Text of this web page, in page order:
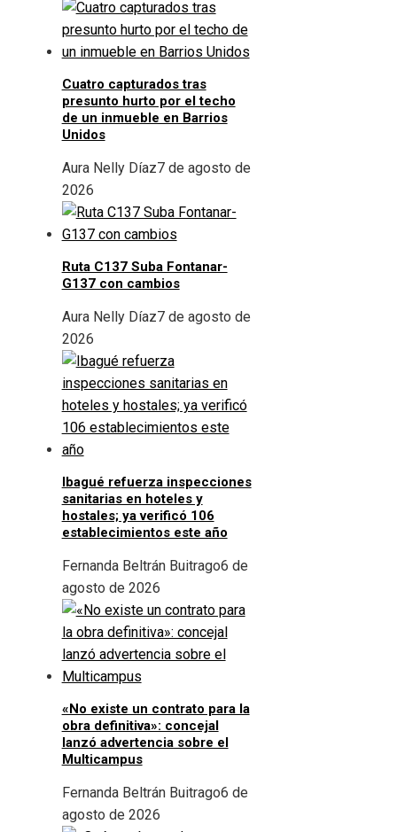
Cuatro capturados tras
presunto hurto por el techo
de un inmueble en Barrios
Unidos
Aura Nelly Díaz7 de agosto de
2026
Ruta C137 Suba Fontanar-
G137 con cambios
Aura Nelly Díaz7 de agosto de
2026
Ibagué refuerza inspecciones
sanitarias en hoteles y
hostales; ya verificó 106
establecimientos este año
Fernanda Beltrán Buitrago6 de
agosto de 2026
«No existe un contrato para la
obra definitiva»: concejal
lanzó advertencia sobre el
Multicampus
Fernanda Beltrán Buitrago6 de
agosto de 2026